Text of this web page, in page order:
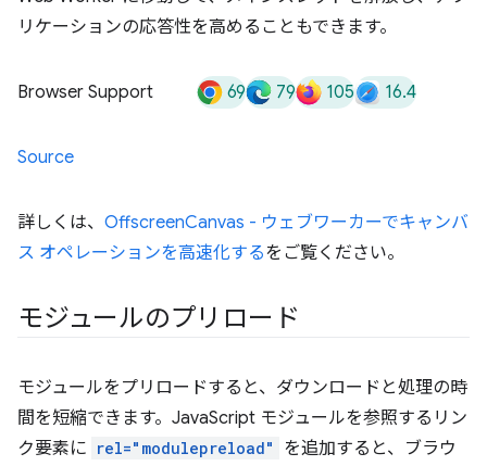
リケーションの応答性を高めることもできます。
Browser Support 69 79 105 16.4
Source
詳しくは、 OffscreenCanvas - ウェブワーカーでキャンバ
ス オペレーションを高速化するをご覧ください。
モジュールのプリロード
モジュールをプリロードすると、ダウンロードと処理の時
間を短縮できます。JavaScript モジュールを参照するリン
ク要素に rel="modulepreload"
を追加すると、ブラウ